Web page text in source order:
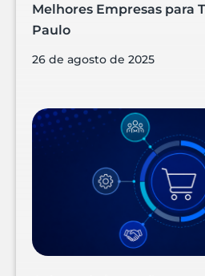
Melhores Empresas para
Paulo
26 de agosto de 2025